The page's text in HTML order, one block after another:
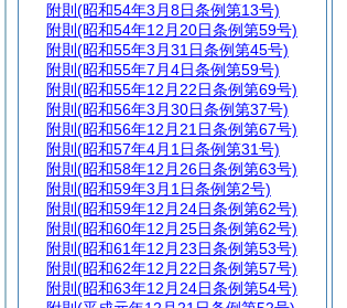
附則 (昭和54年3月8日条例第13号)
附則 (昭和54年12月20日条例第59号)
附則 (昭和55年3月31日条例第45号)
附則 (昭和55年7月4日条例第59号)
附則 (昭和55年12月22日条例第69号)
附則 (昭和56年3月30日条例第37号)
附則 (昭和56年12月21日条例第67号)
附則 (昭和57年4月1日条例第31号)
附則 (昭和58年12月26日条例第63号)
附則 (昭和59年3月1日条例第2号)
附則 (昭和59年12月24日条例第62号)
附則 (昭和60年12月25日条例第62号)
附則 (昭和61年12月23日条例第53号)
附則 (昭和62年12月22日条例第57号)
附則 (昭和63年12月24日条例第54号)